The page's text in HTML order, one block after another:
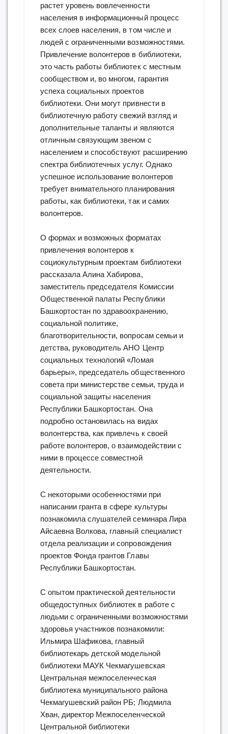
растет уровень вовлеченности
населения в информационный процесс
всех слоев населения, в том числе и
людей с ограниченными возможностями.
Привлечение волонтеров в библиотеки,
это часть работы библиотек с местным
сообществом и, во многом, гарантия
успеха социальных проектов
библиотеки. Они могут привнести в
библиотечную работу свежий взгляд и
дополнительные таланты и являются
отличным связующим звеном с
населением и способствуют расширению
спектра библиотечных услуг. Однако
успешное использование волонтеров
требует внимательного планирования
работы, как библиотеки, так и самих
волонтеров.
О формах и возможных форматах
привлечения волонтеров к
социокультурным проектам библиотеки
рассказала Алина Хабирова,
заместитель председателя Комиссии
Общественной палаты Республики
Башкортостан по здравоохранению,
социальной политике,
благотворительности, вопросам семьи и
детства, руководитель АНО Центр
социальных технологий «Ломая
барьеры», председатель общественного
совета при министерстве семьи, труда и
социальной защиты населения
Республики Башкортостан. Она
подробно остановилась на видах
волонтерства, как привлечь к своей
работе волонтеров, о взаимодействии с
ними в процессе совместной
деятельности.
С некоторыми особенностями при
написании гранта в сфере культуры
познакомила слушателей семинара Лира
Айсаевна Волкова, главный специалист
отдела реализации и сопровождения
проектов Фонда грантов Главы
Республики Башкортостан.
С опытом практической деятельности
общедоступных библиотек в работе с
людьми с ограниченными возможностями
здоровья участников познакомили:
Ильмира Шафикова, главный
библиотекарь детской модельной
библиотеки МАУК Чекмагушевская
Центральная межпоселенческая
библиотека муниципального района
Чекмагушевский район РБ; Людмила
Хван, директор Межпоселенческой
Центральной библиотеки